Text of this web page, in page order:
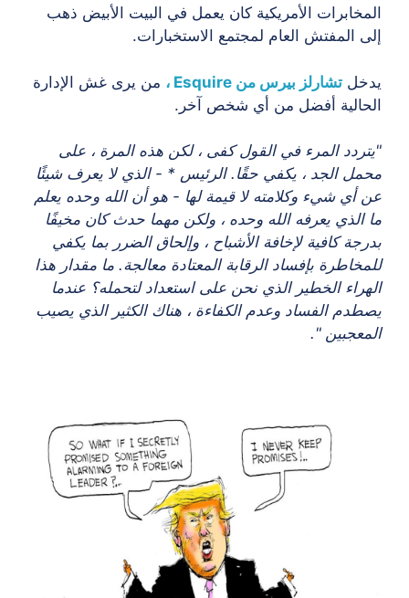
الأمريكية كان يعمل في البيت الأبيض ذهب
المفتش العام لمجتمع الاستخبارات.
تشارلز بيرس من Esquire ،
من يرى غش الإدارة
أفضل من أي شخص آخر.
المرء في القول كفى ، لكن هذه المرة ، على
الجد ، يكفي حقًا. الرئيس * - الذي لا يعرف شيئًا
شيء وكلامته لا قيمة لها - هو أن الله وحده يعلم
يعرفه الله وحده ، ولكن مهما حدث كان مخيفًا
كافية لإخافة الأشباح ، وإلحاق الضرر بما يكفي
بإفساد الرقابة المعتادة معالجة. ما مقدار هذا
الخطير الذي نحن على استعداد لتحمله؟ عندما
الفساد وعدم الكفاءة ، هناك الكثير الذي يصيب
".